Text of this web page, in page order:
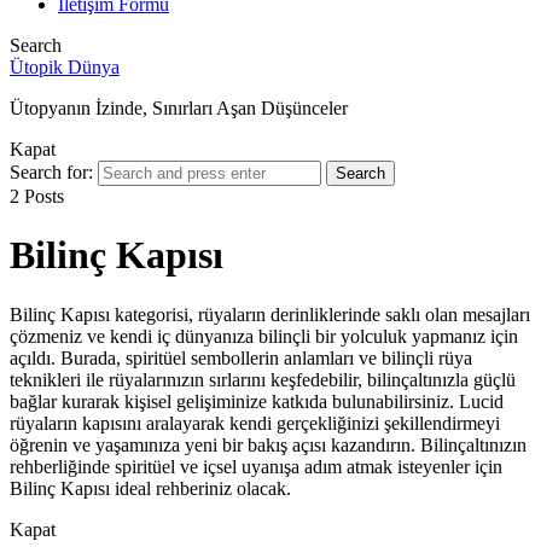
İletişim Formu
Search
Ütopik Dünya
Ütopyanın İzinde, Sınırları Aşan Düşünceler
Kapat
Search for:
Search
2 Posts
Bilinç Kapısı
Bilinç Kapısı kategorisi, rüyaların derinliklerinde saklı olan mesajları
çözmeniz ve kendi iç dünyanıza bilinçli bir yolculuk yapmanız için
açıldı. Burada, spiritüel sembollerin anlamları ve bilinçli rüya
teknikleri ile rüyalarınızın sırlarını keşfedebilir, bilinçaltınızla güçlü
bağlar kurarak kişisel gelişiminize katkıda bulunabilirsiniz. Lucid
rüyaların kapısını aralayarak kendi gerçekliğinizi şekillendirmeyi
öğrenin ve yaşamınıza yeni bir bakış açısı kazandırın. Bilinçaltınızın
rehberliğinde spiritüel ve içsel uyanışa adım atmak isteyenler için
Bilinç Kapısı ideal rehberiniz olacak.
Kapat